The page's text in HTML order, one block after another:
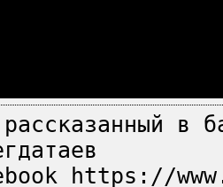
в
https://